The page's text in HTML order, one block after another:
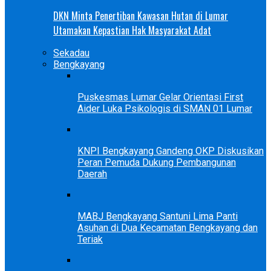
DKN Minta Penertiban Kawasan Hutan di Lumar
Utamakan Kepastian Hak Masyarakat Adat
Sekadau
Bengkayang
Puskesmas Lumar Gelar Orientasi First
Aider Luka Psikologis di SMAN 01 Lumar
KNPI Bengkayang Gandeng OKP Diskusikan
Peran Pemuda Dukung Pembangunan
Daerah
MABJ Bengkayang Santuni Lima Panti
Asuhan di Dua Kecamatan Bengkayang dan
Teriak